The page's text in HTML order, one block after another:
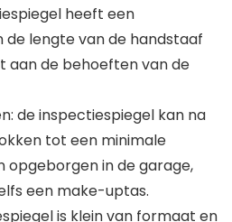
heeft een
lengte van de handstaaf
aan de behoeften van de
de inspectiespiegel kan na
tot een minimale
in de garage,
een make-uptas.
is klein van formaat en